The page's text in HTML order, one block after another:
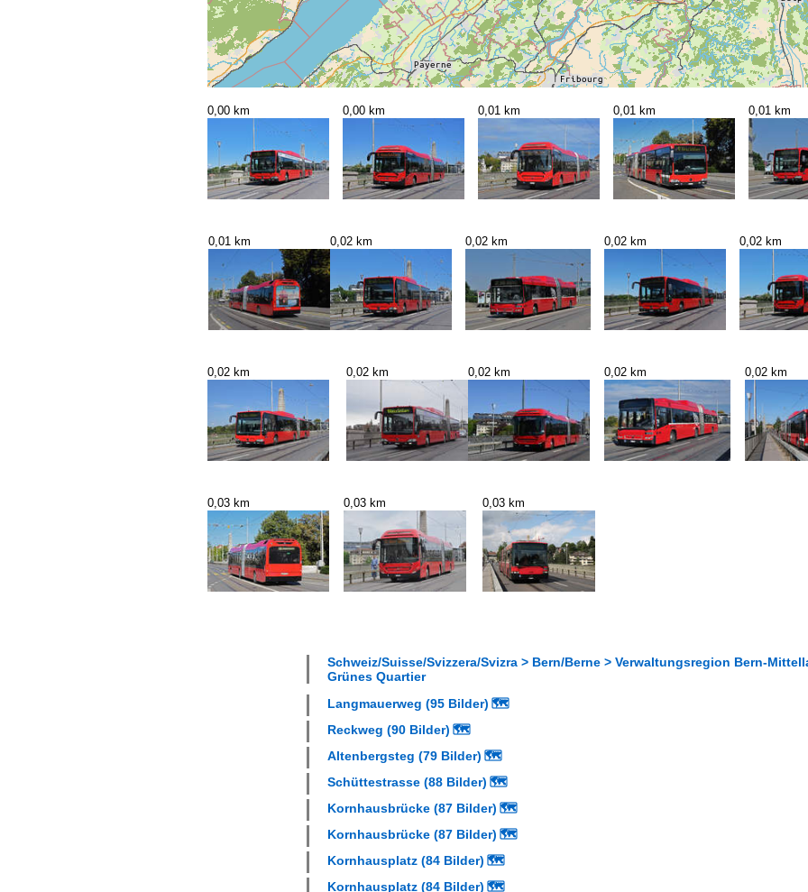
0,00 km 0,00 km 0,01 km 0,01 km 0,01 km
0,01 km 0,02 km 0,02 km 0,02 km 0,02 km
0,02 km 0,02 km 0,02 km 0,02 km 0,02 km
0,03 km 0,03 km 0,03 km
Schweiz/Suisse/Svizzera/Svizra > Bern/Berne > Verwaltungsregion Bern-
Grünes Quartier
Langmauerweg (95 Bilder) 🗺
Reckweg (90 Bilder) 🗺
Altenbergsteg (79 Bilder) 🗺
Schüttestrasse (88 Bilder) 🗺
Kornhausbrücke (87 Bilder) 🗺
Kornhausbrücke (87 Bilder) 🗺
Kornhausplatz (84 Bilder) 🗺
Kornhausplatz (84 Bilder) 🗺